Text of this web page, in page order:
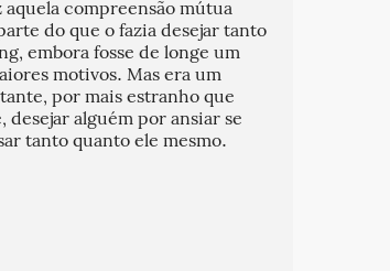
aquela compreensão mútua
do que o fazia desejar tanto
embora fosse de longe um
motivos. Mas era um
por mais estranho que
desejar alguém por ansiar se
tanto quanto ele mesmo.